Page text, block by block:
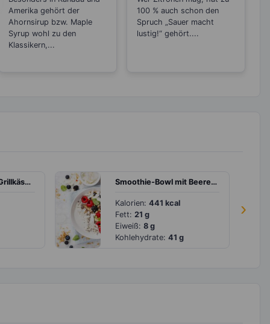
Amerika gehört der
Ahornsirup bzw. Maple
Syrup wohl zu den
Klassikern,...
100 % auch schon den
Spruch „Sauer macht
lustig!“ gehört....
›
Linsenpfanne mit Grillkäse und Kümmel Smoothie-Bowl mit Beeren und Kokoschips
Kalorien: 441 kcal
Fett: 21 g
Eiweiß: 8 g
Kohlehydrate: 41 g